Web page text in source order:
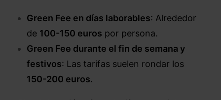
Green Fee en días laborables: Alrededor
de 100-150 euros por persona.
Green Fee durante el fin de semana y
festivos: Las tarifas suelen rondar los
150-200 euros.